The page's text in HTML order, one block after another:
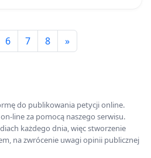
6 7 8 »
do publikowania petycji online.
line za pomocą naszego serwisu.
każdego dnia, więc stworzenie
na zwrócenie uwagi opinii publicznej